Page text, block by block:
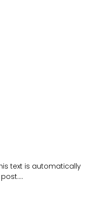
text is automatically